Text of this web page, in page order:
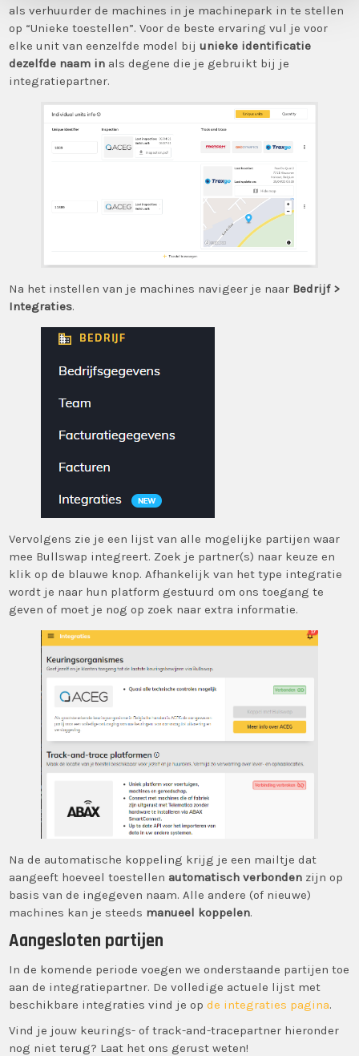
als verhuurder de machines in je machinepark in te stellen
op “Unieke toestellen”. Voor de beste ervaring vul je voor
elke unit van eenzelfde model bijunieke identificatie
dezelfde naam in als degene die je gebruikt bij je
integratiepartner.
Na het instellen van je machines navigeer je naar Bedrijf >
Integraties.
Vervolgens zie je een lijst van alle mogelijke partijen waar
mee Bullswap integreert. Zoek je partner(s) naar keuze en
klik op de blauwe knop. Afhankelijk van het type integratie
wordt je naar hun platform gestuurd om ons toegang te
geven of moet je nog op zoek naar extra informatie.
Na de automatische koppeling krijg je een mailtje dat
aangeeft hoeveel toestellenautomatisch verbonden zijn op
basis van de ingegeven naam. Alle andere (of nieuwe)
machines kan je steeds manueel koppelen.
Aangesloten partijen
In de komende periode voegen we onderstaande partijen toe
aan de integratiepartner. De volledige actuele lijst met
beschikbare integraties vind je opde integraties pagina.
Vind je jouw keurings- of track-and-tracepartner hieronder
nog niet terug? Laat het ons gerust weten!